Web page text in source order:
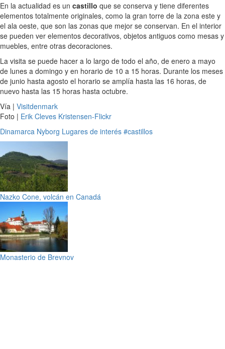
En la actualidad es un castillo que se conserva y tiene diferentes
elementos totalmente originales, como la gran torre de la zona este y
el ala oeste, que son las zonas que mejor se conservan. En el interior
se pueden ver elementos decorativos, objetos antiguos como mesas y
muebles, entre otras decoraciones.
La visita se puede hacer a lo largo de todo el año, de enero a mayo
de lunes a domingo y en horario de 10 a 15 horas. Durante los meses
de junio hasta agosto el horario se amplía hasta las 16 horas, de
nuevo hasta las 15 horas hasta octubre.
Vía | Visitdenmark
Foto | Erik Cleves Kristensen-Flickr
Dinamarca Nyborg Lugares de interés #castillos
Nazko Cone, volcán en Canadá
Monasterio de Brevnov